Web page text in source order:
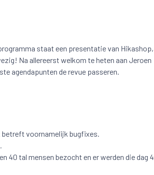
staat een presentatie van Hikashop,
Na allereerst welkom te heten aan Jeroen
agendapunten de revue passeren.
betreft voornamelijk bugfixes.
40 tal mensen bezocht en er werden die dag 4